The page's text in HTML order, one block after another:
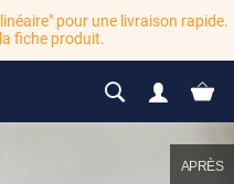
pour une livraison rapide.
fiche produit.
APRÈS